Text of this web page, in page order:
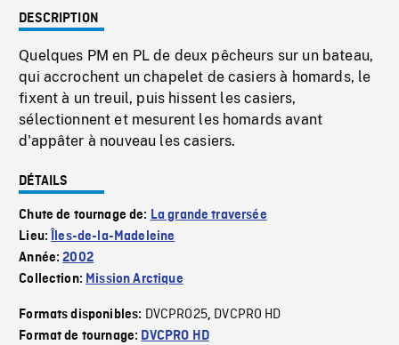
DESCRIPTION
Quelques PM en PL de deux pêcheurs sur un bateau,
qui accrochent un chapelet de casiers à homards, le
fixent à un treuil, puis hissent les casiers,
sélectionnent et mesurent les homards avant
d'appâter à nouveau les casiers.
DÉTAILS
Chute de tournage de: La grande traversée
Lieu:
Îles-de-la-Madeleine
Année:2002
Collection: Mission Arctique
Formats disponibles: DVCPRO25, DVCPRO HD
Format de tournage: DVCPRO HD